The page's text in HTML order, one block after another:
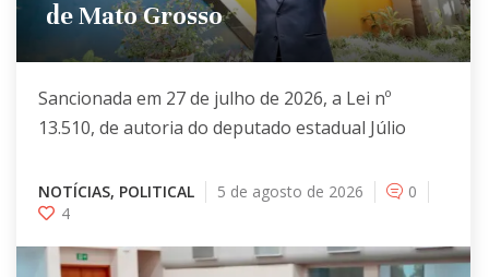
de Mato Grosso
Sancionada em 27 de julho de 2026, a Lei nº
13.510, de autoria do deputado estadual Júlio
NOTÍCIAS, POLITICAL 5 de agosto de 2026
0
4